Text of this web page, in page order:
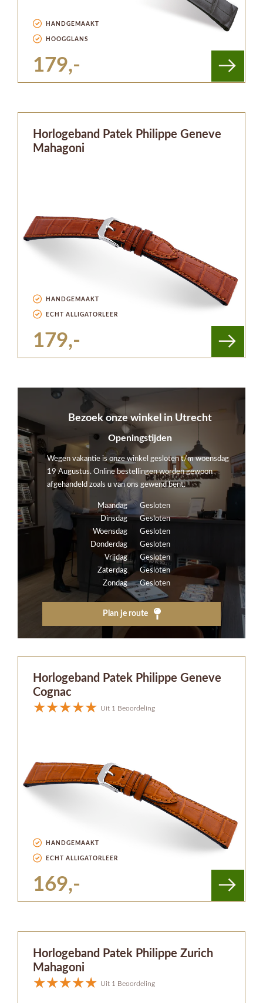
HANDGEMAAKT
HOOGGLANS
179,-
Horlogeband Patek Philippe Geneve
Mahagoni
HANDGEMAAKT
ECHT ALLIGATORLEER
179,-
Bezoek onze winkel in Utrecht
Openingstijden
Wegen vakantie is onze winkel gesloten t/m woensdag
19 Augustus. Online bestellingen worden gewoon
afgehandeld zoals u van ons gewend bent.
Maandag
Gesloten
Dinsdag
Gesloten
Woensdag
Gesloten
Donderdag
Gesloten
Vrijdag
Gesloten
Zaterdag
Gesloten
Zondag
Gesloten
Plan je route
Horlogeband Patek Philippe Geneve
Cognac
Uit 1 Beoordeling
HANDGEMAAKT
ECHT ALLIGATORLEER
169,-
Horlogeband Patek Philippe Zurich
Mahagoni
Uit 1 Beoordeling